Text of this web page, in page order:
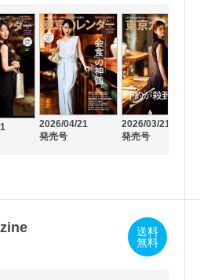
2026/04/21
発売号
2026/03/21
発売号
送料
無料